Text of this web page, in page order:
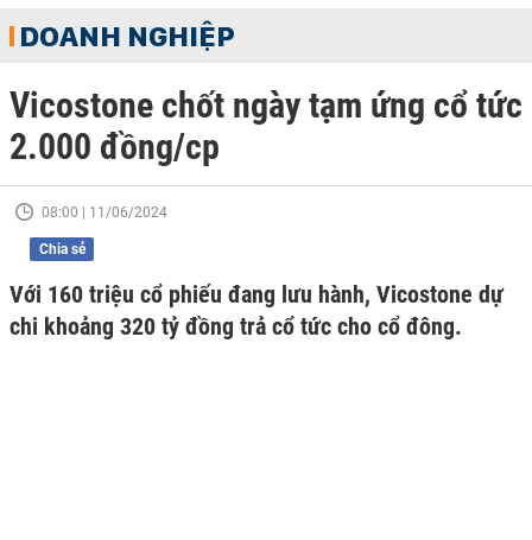
DOANH NGHIỆP
Vicostone chốt ngày tạm ứng cổ tức
2.000 đồng/cp
08:00 | 11/06/2024
Chia sẻ
Với 160 triệu cổ phiếu đang lưu hành, Vicostone dự
chi khoảng 320 tỷ đồng trả cổ tức cho cổ đông.